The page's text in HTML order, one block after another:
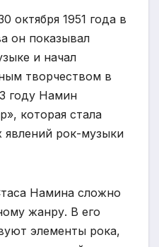
октября 1951 года в
он показывал
и начал
творчеством в
году Намин
которая стала
явлений рок-музыки
Намина сложно
жанру. В его
элементы рока,